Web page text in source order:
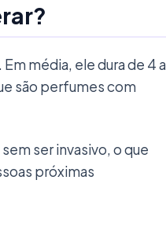
média, ele dura de 4 a
são perfumes com
ser invasivo, o que
próximas